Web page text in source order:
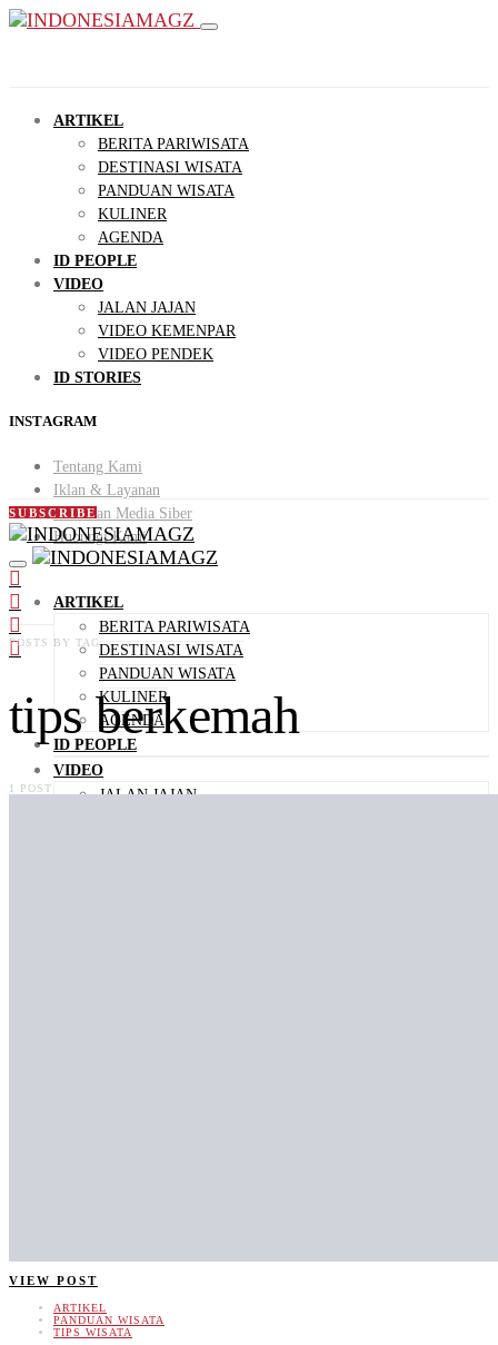
ARTIKEL
BERITA PARIWISATA
DESTINASI WISATA
PANDUAN WISATA
KULINER
AGENDA
ID PEOPLE
VIDEO
JALAN JAJAN
VIDEO KEMENPAR
VIDEO PENDEK
ID STORIES
INSTAGRAM
Tentang Kami
Iklan & Layanan
Pedoman Media Siber
Hubungi Kami
SUBSCRIBE
ARTIKEL
BERITA PARIWISATA
DESTINASI WISATA
PANDUAN WISATA
KULINER
AGENDA
ID PEOPLE
VIDEO
JALAN JAJAN
POSTS BY TAG
tips berkemah
1 POST
VIEW POST
ARTIKEL
PANDUAN WISATA
TIPS WISATA